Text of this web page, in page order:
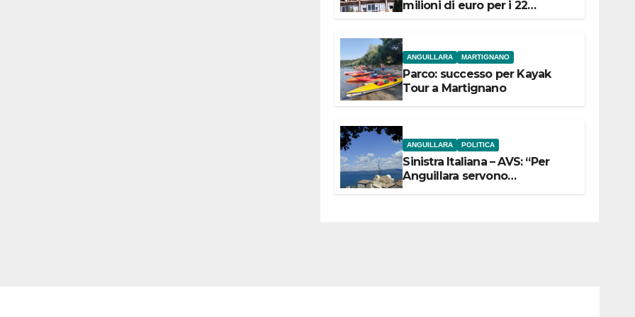
milioni di euro per i 22
ANGUILLARA MARTIGNANO
Parco: successo per Kayak
Tour a Martignano
ANGUILLARA POLITICA
Sinistra Italiana – AVS: “Per
Anguillara servono